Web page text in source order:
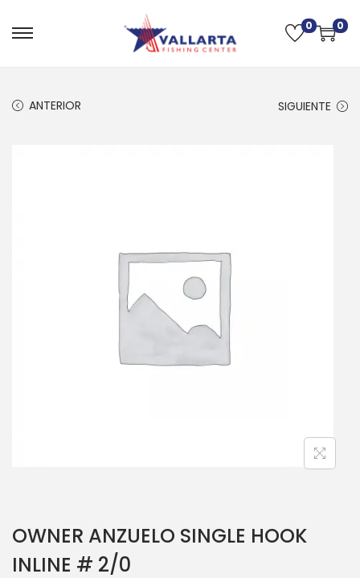
0 0
ANTERIOR SIGUIENTE
OWNER ANZUELO SINGLE HOOK
INLINE # 2/0